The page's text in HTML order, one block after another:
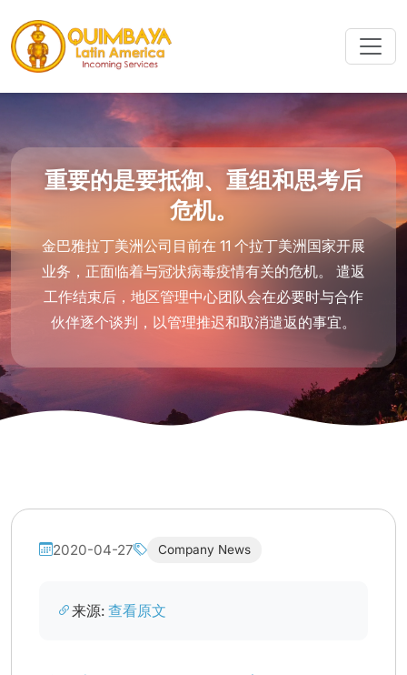
重要的是要抵御、重组和思考后
危机。
金巴雅拉丁美洲公司目前在 11 个拉丁美洲国家开展
业务，正面临着与冠状病毒疫情有关的危机。 遣返
工作结束后，地区管理中心团队会在必要时与合作
伙伴逐个谈判，以管理推迟和取消遣返的事宜。
2020-04-27 Company News
来源: 查看原文